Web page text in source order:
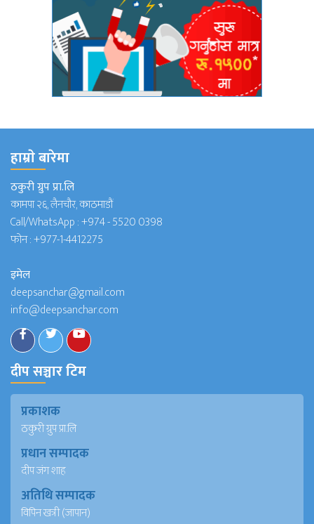
हाम्राे बारेमा
ठकुरी ग्रुप प्रा.लि
कामपा २६, लैनचौर, काठमाडौं
Call/WhatsApp :+974 - 5520 0398
फोन :+977-1-4412275
इमेल
deepsanchar@gmail.com
info@deepsanchar.com
दीप सञ्चार टिम
प्रकाशक
ठकुरी ग्रुप प्रा.लि
प्रधान सम्पादक
दीप जंग शाह
अतिथि सम्पादक
विपिन खत्री (जापान)